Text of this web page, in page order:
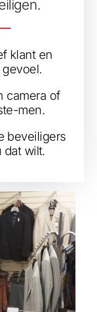
klant en
camera of
men.
beveiligers
dat wilt.